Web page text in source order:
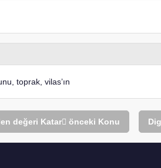
toprak vilas’ın
değeri Katar önceki Konu